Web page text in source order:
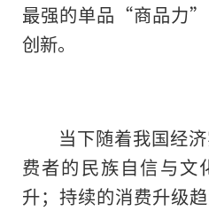
最强的单品“商品力”
创新。
当下随着我国经
费者的民族自信与文
升；持续的消费升级